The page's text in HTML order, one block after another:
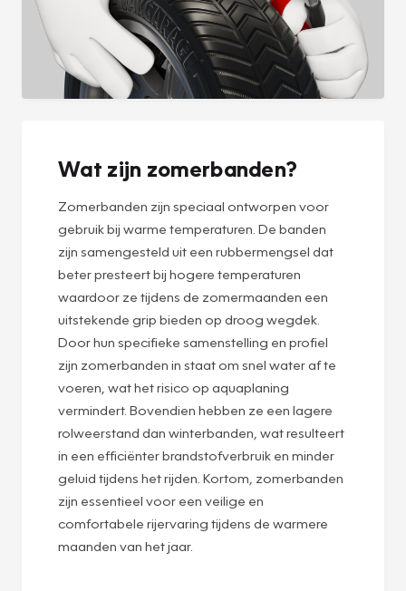
Wat zijn zomerbanden?
Zomerbanden zijn speciaal ontworpen voor
gebruik bij warme temperaturen. De banden
zijn samengesteld uit een rubbermengsel dat
beter presteert bij hogere temperaturen
waardoor ze tijdens de zomermaanden een
uitstekende grip bieden op droog wegdek.
Door hun specifieke samenstelling en profiel
zijn zomerbanden in staat om snel water af te
voeren, wat het risico op aquaplaning
vermindert. Bovendien hebben ze een lagere
rolweerstand dan winterbanden, wat resulteert
in een efficiënter brandstofverbruik en minder
geluid tijdens het rijden. Kortom, zomerbanden
zijn essentieel voor een veilige en
comfortabele rijervaring tijdens de warmere
maanden van het jaar.